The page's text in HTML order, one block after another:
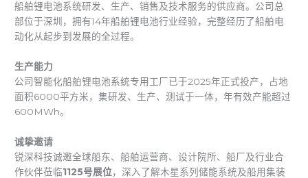
船舶锂电池系统研发、生产、销售及技术服务的供应商。公司总
部位于深圳，拥有14年船舶锂电池行业经验，完整经历了船舶电
动化从起步到发展的全过程。
生产能力
公司智能化船舶锂电池系统专用工厂已于2025年正式投产，占地
面积6000平方米，集研发、生产、测试于一体，年有效产能超过
600MWh。
诚挚邀请
锐深科技诚邀全球船东、船舶运营商、设计院所、船厂及行业合
作伙伴莅临1125号展位，深入了解木星系列储能系统及船用集装